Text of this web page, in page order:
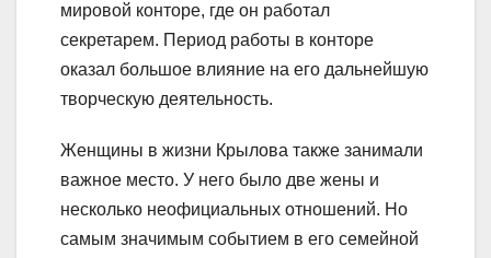
мировой конторе, где он работал
секретарем. Период работы в конторе
оказал большое влияние на его дальнейшую
творческую деятельность.
Женщины в жизни Крылова также занимали
важное место. У него было две жены и
несколько неофициальных отношений. Но
самым значимым событием в его семейной